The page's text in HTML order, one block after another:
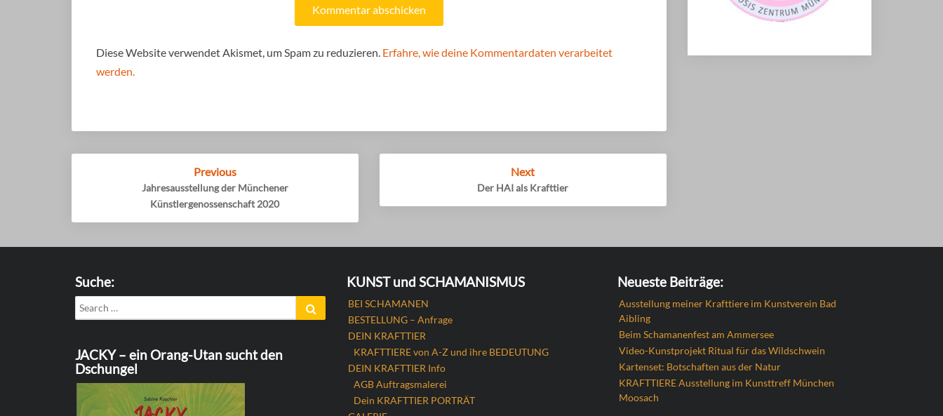
Diese Website verwendet Akismet, um Spam zu reduzieren. Erfahre, wie deine Kommentardaten verarbeitet
werden.
Post
navigation
Previous
Jahresausstellung der Münchener
Künstlergenossenschaft 2020
Next
Der HAI als Krafttier
Suche:
Search
for:
JACKY – ein Orang-Utan sucht den
Dschungel
KUNST und SCHAMANISMUS
BEI SCHAMANEN
BESTELLUNG – Anfrage
DEIN KRAFTTIER
KRAFTTIERE von A-Z und ihre BEDEUTUNG
DEIN KRAFTTIER Info
AGB Auftragsmalerei
Dein KRAFTTIER PORTRÄT
Neueste Beiträge:
Ausstellung meiner Krafttiere im Kunstverein Bad
Aibling
Beim Schamanenfest am Ammersee
Video-Kunstprojekt Ritual für das Wildschwein
Kartenset: Botschaften aus der Natur
KRAFTTIERE Ausstellung im Kunsttreff München
Moosach